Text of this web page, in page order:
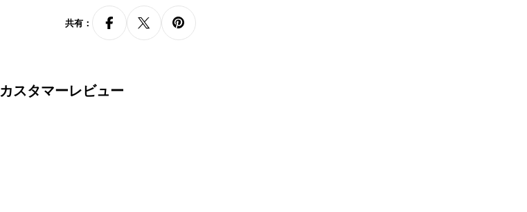
2600
*1600*750mm +オフィスチェア+2800mm 木製キャビネット
*1800*750mm +オフィスチェア+3200mm 木製キャビネット
組み立て：必要
共有：
カスタマーレビュー